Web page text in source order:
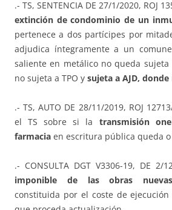
.- TS, SENTENCIA DE 27/1/2020, ROJ
extinción de condominio de un
pertenece a dos partícipes por
adjudica íntegramente a un
saliente en metálico no queda sujeta
no sujeta a TPO y sujeta a AJD,
.- TS, AUTO DE 28/11/2019, ROJ
el TS sobre si la transmisión
farmacia en escritura pública queda
.- CONSULTA DGT V3306-19, DE 2/
imponible de las obras
constituida por el coste de